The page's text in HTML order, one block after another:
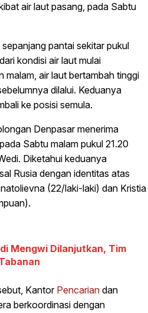
air laut pasang, pada Sabtu
pantai sekitar pukul
kondisi air laut mulai
malam, air laut bertambah tinggi
dilalui. Keduanya
ke posisi semula.
Denpasar menerima
Sabtu malam pukul 21.20
Diketahui keduanya
Rusia dengan identitas atas
(22/laki-laki) dan Kristia
Mengwi Dilanjutkan, Tim
Kantor Pencarian dan
berkoordinasi dengan